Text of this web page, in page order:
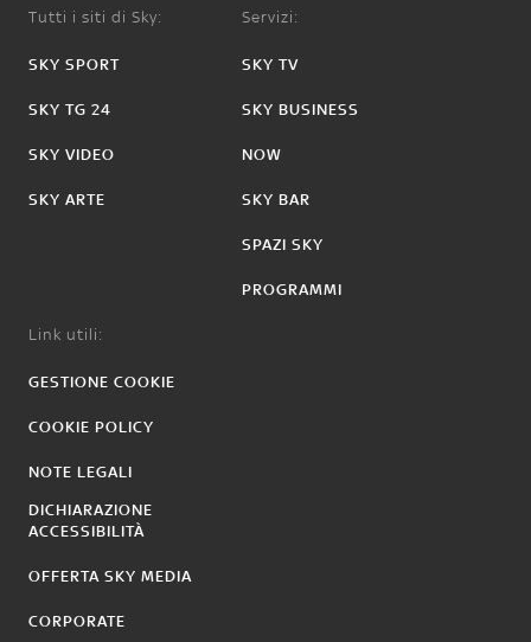
Tutti i siti di Sky:
SKY SPORT
SKY TG 24
SKY VIDEO
SKY ARTE
Servizi:
SKY TV
SKY BUSINESS
NOW
SKY BAR
SPAZI SKY
PROGRAMMI
Link utili:
GESTIONE COOKIE
COOKIE POLICY
NOTE LEGALI
DICHIARAZIONE
ACCESSIBILITÀ
OFFERTA SKY MEDIA
CORPORATE